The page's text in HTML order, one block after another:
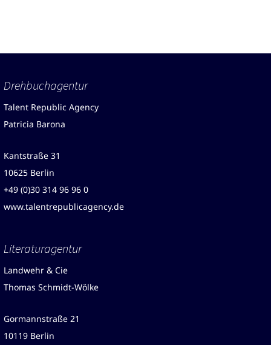
Drehbuchagentur
Talent Republic Agency
Patricia Barona
Kantstraße 31
10625 Berlin
+49 (0)30 314 96 96 0
www.talentrepublicagency.de
Literaturagentur
Landwehr & Cie
Thomas Schmidt-Wölke
Gormannstraße 21
10119 Berlin